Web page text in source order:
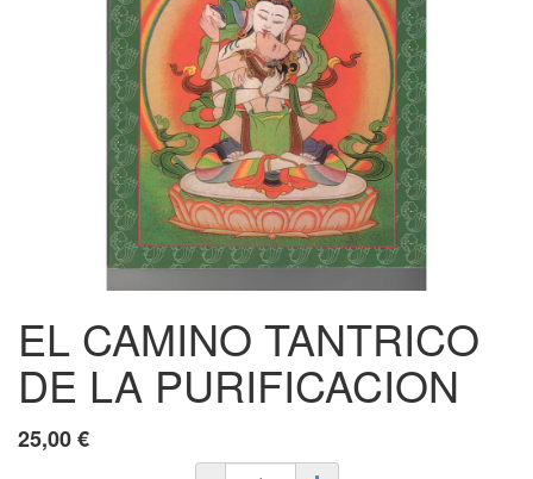
EL CAMINO TANTRICO
DE LA PURIFICACION
25,00€